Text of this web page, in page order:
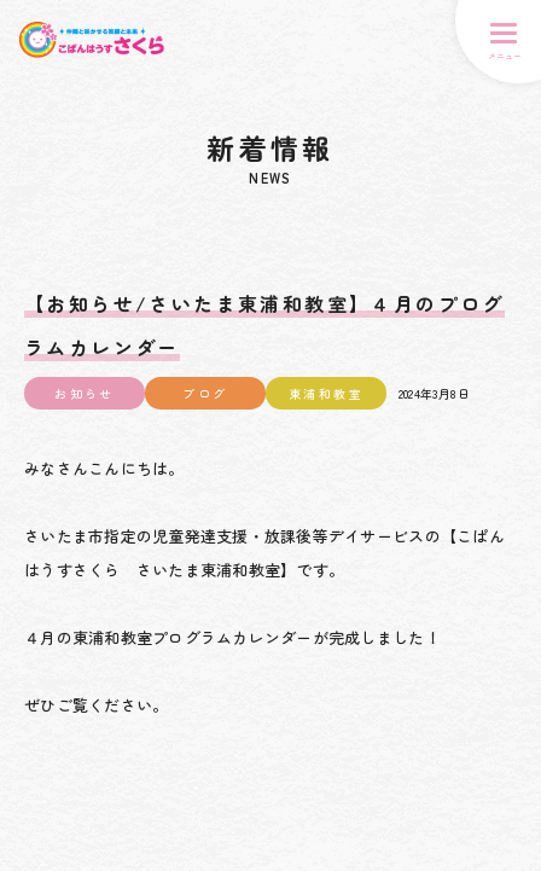
メニュー
新着情報
NEWS
【お知らせ/さいたま東浦和教室】４月のプログ
ラムカレンダー
お知らせ ブログ 東浦和教室 2024年3月8日
みなさんこんにちは。
さいたま市指定の児童発達支援・放課後等デイサービスの【こぱん
はうすさくら さいたま東浦和教室】です。
４月の東浦和教室プログラムカレンダーが完成しました！
ぜひご覧ください。